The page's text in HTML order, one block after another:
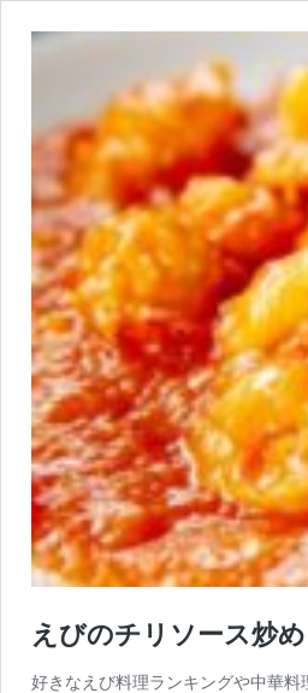
えびのチリソース炒め
好きなえび料理ランキングや中華